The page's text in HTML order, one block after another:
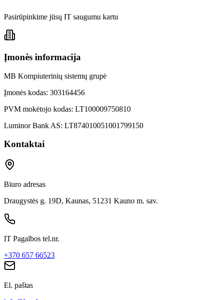
Pasirūpinkime jūsų IT saugumu kartu
Įmonės informacija
MB Kompiuterinių sistemų grupė
Įmonės kodas: 303164456
PVM mokėtojo kodas: LT100009750810
Luminor Bank AS: LT874010051001799150
Kontaktai
Biuro adresas
Draugystės g. 19D, Kaunas, 51231 Kauno m. sav.
IT Pagalbos tel.nr.
+370 657 66523
El. paštas